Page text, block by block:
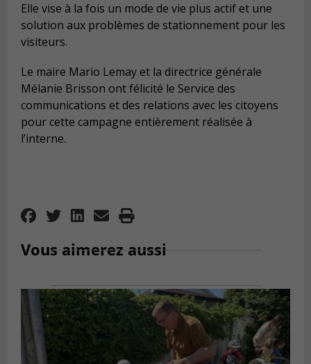
Elle vise à la fois un mode de vie plus actif et une
solution aux problèmes de stationnement pour les
visiteurs.
Le maire Mario Lemay et la directrice générale
Mélanie Brisson ont félicité le Service des
communications et des relations avec les citoyens
pour cette campagne entièrement réalisée à
l’interne.
Vous aimerez aussi